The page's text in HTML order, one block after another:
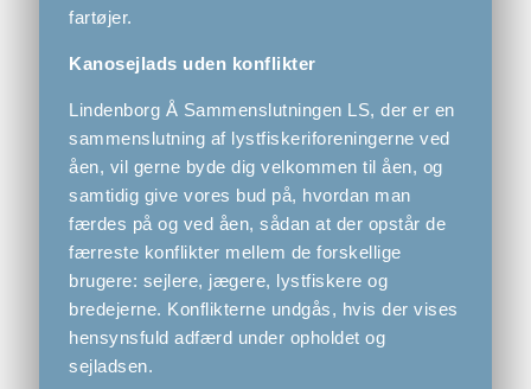
fartøjer.
Kanosejlads uden konflikter
Lindenborg Å Sammenslutningen LS, der er en
sammenslutning af lystfiskeriforeningerne ved
åen, vil gerne byde dig velkommen til åen, og
samtidig give vores bud på, hvordan man
færdes på og ved åen, sådan at der opstår de
færreste konflikter mellem de forskellige
brugere: sejlere, jægere, lystfiskere og
bredejerne. Konflikterne undgås, hvis der vises
hensynsfuld adfærd under opholdet og
sejladsen.